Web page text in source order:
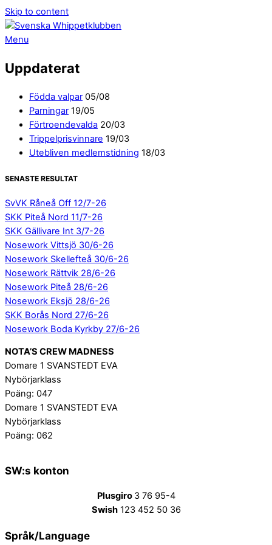
Skip to content
Menu
Uppdaterat
Födda valpar 05/08
Parningar 19/05
Förtroendevalda 20/03
Trippelprisvinnare 19/03
Utebliven medlemstidning 18/03
SENASTE RESULTAT
SvVK Råneå Off 12/7-26
SKK Piteå Nord 11/7-26
SKK Gällivare Int 3/7-26
Nosework Vittsjö 30/6-26
Nosework Skellefteå 30/6-26
Nosework Rättvik 28/6-26
Nosework Piteå 28/6-26
Nosework Eksjö 28/6-26
SKK Borås Nord 27/6-26
Nosework Boda Kyrkby 27/6-26
NOTA’S CREW MADNESS
Domare 1 SVANSTEDT EVA
Nybörjarklass
Poäng: 047
Domare 1 SVANSTEDT EVA
Nybörjarklass
Poäng: 062
SW:s konton
Plusgiro 3 76 95-4
Swish123 452 50 36
Språk/Language